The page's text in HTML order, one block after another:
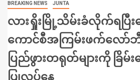
BREAKING NEWS JUNTA
လားရှိုးမြို့သိမ်းခံလိုက်ရပြီး
ကောင်စီအကြမ်းဖက်လော်ဘီမ
ပြည်ဖွားတရုတ်များကို ခြိမ်း
ပြုလုပ်နေ